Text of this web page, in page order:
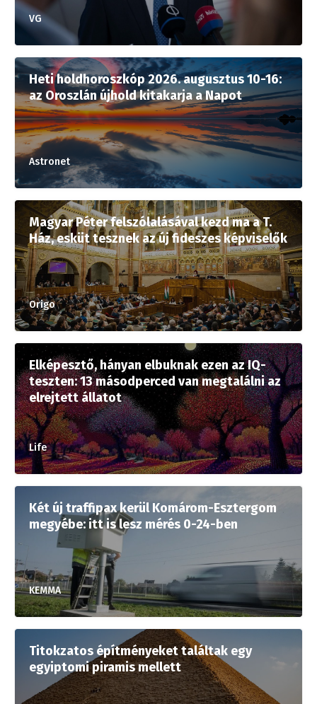
VG
Heti holdhoroszkóp 2026. augusztus 10-16:
az Oroszlán újhold kitakarja a Napot
Astronet
Magyar Péter felszólalásával kezd ma a T.
Ház, esküt tesznek az új fideszes képviselők
Origo
Elképesztő, hányan elbuknak ezen az IQ-
teszten: 13 másodperced van megtalálni az
elrejtett állatot
Life
Két új traffipax kerül Komárom-Esztergom
megyébe: itt is lesz mérés 0-24-ben
KEMMA
Titokzatos építményeket találtak egy
egyiptomi piramis mellett